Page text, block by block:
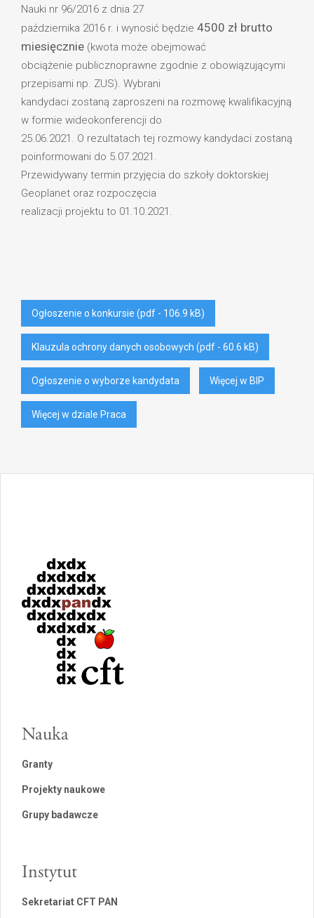
Nauki nr 96/2016 z dnia 27
października 2016 r. i wynosić będzie 4500 zł brutto
miesięcznie (kwota może obejmować
obciążenie publicznoprawne zgodnie z obowiązującymi
przepisami np. ZUS). Wybrani
kandydaci zostaną zaproszeni na rozmowę kwalifikacyjną
w formie wideokonferencji do
25.06.2021. O rezultatach tej rozmowy kandydaci zostaną
poinformowani do 5.07.2021.
Przewidywany termin przyjęcia do szkoły doktorskiej
Geoplanet oraz rozpoczęcia
realizacji projektu to 01.10.2021.
Ogłoszenie o konkursie (pdf - 106.9 kB)
Klauzula ochrony danych osobowych (pdf - 60.6 kB)
Ogłoszenie o wyborze kandydata Więcej w BIP
Więcej w dziale Praca
Nauka
Granty
Projekty naukowe
Grupy badawcze
Instytut
Sekretariat CFT PAN